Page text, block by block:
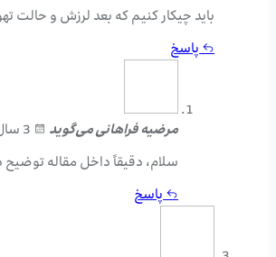
باید چیکار کنیم که بعد لرزش و حالت
پاسخ
مرضیه فراهانیمی‌گوید
سلام، دقیقاً داخل مقاله توضیح
پاسخ